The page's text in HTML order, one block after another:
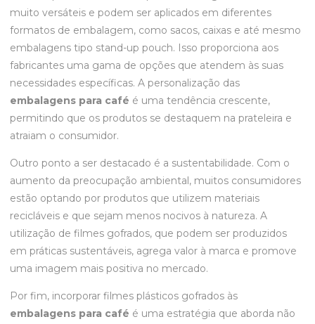
muito versáteis e podem ser aplicados em diferentes
formatos de embalagem, como sacos, caixas e até mesmo
embalagens tipo stand-up pouch. Isso proporciona aos
fabricantes uma gama de opções que atendem às suas
necessidades específicas. A personalização das
embalagens para café é uma tendência crescente,
permitindo que os produtos se destaquem na prateleira e
atraiam o consumidor.
Outro ponto a ser destacado é a sustentabilidade. Com o
aumento da preocupação ambiental, muitos consumidores
estão optando por produtos que utilizem materiais
recicláveis e que sejam menos nocivos à natureza. A
utilização de filmes gofrados, que podem ser produzidos
em práticas sustentáveis, agrega valor à marca e promove
uma imagem mais positiva no mercado.
Por fim, incorporar filmes plásticos gofrados às
embalagens para café é uma estratégia que aborda não